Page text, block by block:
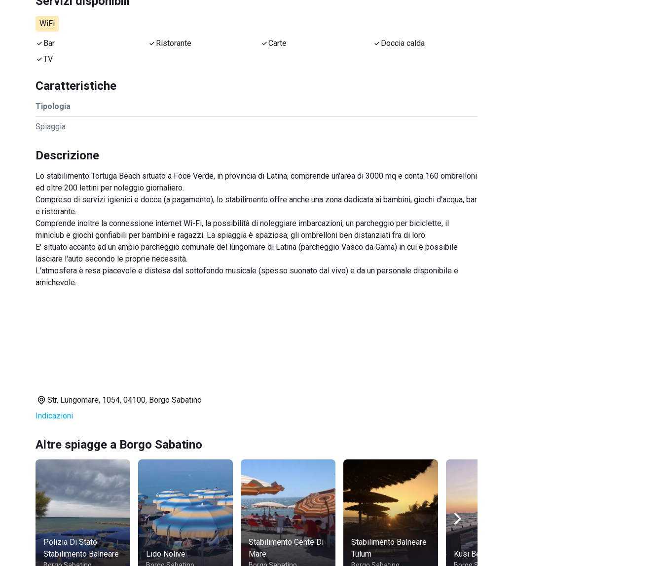
WiFi
Bar Ristorante Carte
Doccia calda
TV
Caratteristiche
Tipologia
Spiaggia
Descrizione
Lo stabilimento Tortuga Beach situato a Foce Verde, in provincia di Latina, comprende un'area di 3000 mq e conta 160 ombrelloni
ed oltre 200 lettini per noleggio giornaliero.
Compreso di servizi igienici e docce (a pagamento), lo stabilimento offre anche una zona dedicata ai bambini, giochi d'acqua, bar
e ristorante.
Comprende inoltre la connessione internet Wi-Fi, la possibilità di noleggiare imbarcazioni, un parcheggio per biciclette, il
miniclub e giochi gonfiabili per bambini e ragazzi. La spiaggia è spaziosa, gli ombrelloni ben distanziati fra di loro.
E' situato accanto ad un ampio parcheggio comunale del lungomare di Latina (parcheggio Vasco da Gama) in cui è possibile
lasciare l'auto secondo le proprie necessità.
L'atmosfera è resa piacevole e distesa dal sottofondo musicale (spesso suonato dal vivo) e da un personale disponibile e
amichevole.
Str. Lungomare, 1054, 04100, Borgo Sabatino
Indicazioni
Altre spiagge a Borgo Sabatino
Polizia Di Stato
Stabilimento Balneare
Lido Nolive
Stabilimento Gente Di
Mare
Stabilimento Balneare
Tulum
Kusi Beach Club